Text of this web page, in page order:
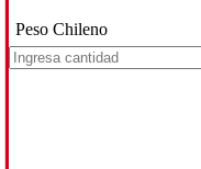
Peso Chileno